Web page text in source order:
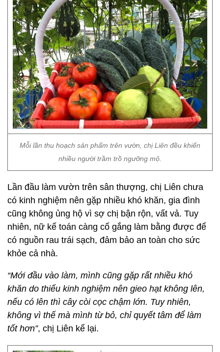
Mỗi lần thu hoạch sản phẩm trên vườn, chị Liên đều khiến
nhiều người trầm trồ ngưỡng mộ.
Lần đầu làm vườn trên sân thượng, chị Liên chưa
có kinh nghiệm nên gặp nhiều khó khăn, gia đình
cũng không ủng hộ vì sợ chị bận rộn, vất vả. Tuy
nhiên, nữ kế toán càng cố gắng làm bằng được để
có nguồn rau trái sạch, đảm bảo an toàn cho sức
khỏe cả nhà.
“Mới đầu vào làm, mình cũng gặp rất nhiều khó
khăn do thiếu kinh nghiệm nên gieo hạt không lên,
nếu có lên thì cây còi cọc chậm lớn. Tuy nhiên,
không vì thế mà mình từ bỏ, chỉ quyết tâm để làm
tốt hơn”, chị Liên kể lại.